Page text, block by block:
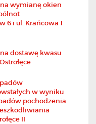
wymianę okien
6 i ul. Krańcowa 1
dostawę kwasu
w wyniku
pochodzenia
II